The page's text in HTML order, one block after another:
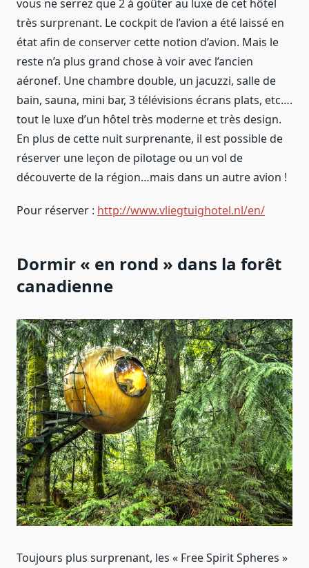
vous ne serrez que 2 à goûter au luxe de cet hôtel
très surprenant. Le cockpit de l’avion a été laissé en
état afin de conserver cette notion d’avion. Mais le
reste n’a plus grand chose à voir avec l’ancien
aéronef. Une chambre double, un jacuzzi, salle de
bain, sauna, mini bar, 3 télévisions écrans plats, etc….
tout le luxe d’un hôtel très moderne et très design.
En plus de cette nuit surprenante, il est possible de
réserver une leçon de pilotage ou un vol de
découverte de la région…mais dans un autre avion !
Pour réserver : http://www.vliegtuighotel.nl/en/
Dormir « en rond » dans la forêt
canadienne
Toujours plus surprenant, les « Free Spirit Spheres »